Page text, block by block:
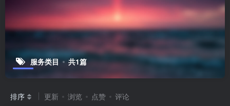
服务类目 共1篇
排序 更新 浏览 点赞 评论